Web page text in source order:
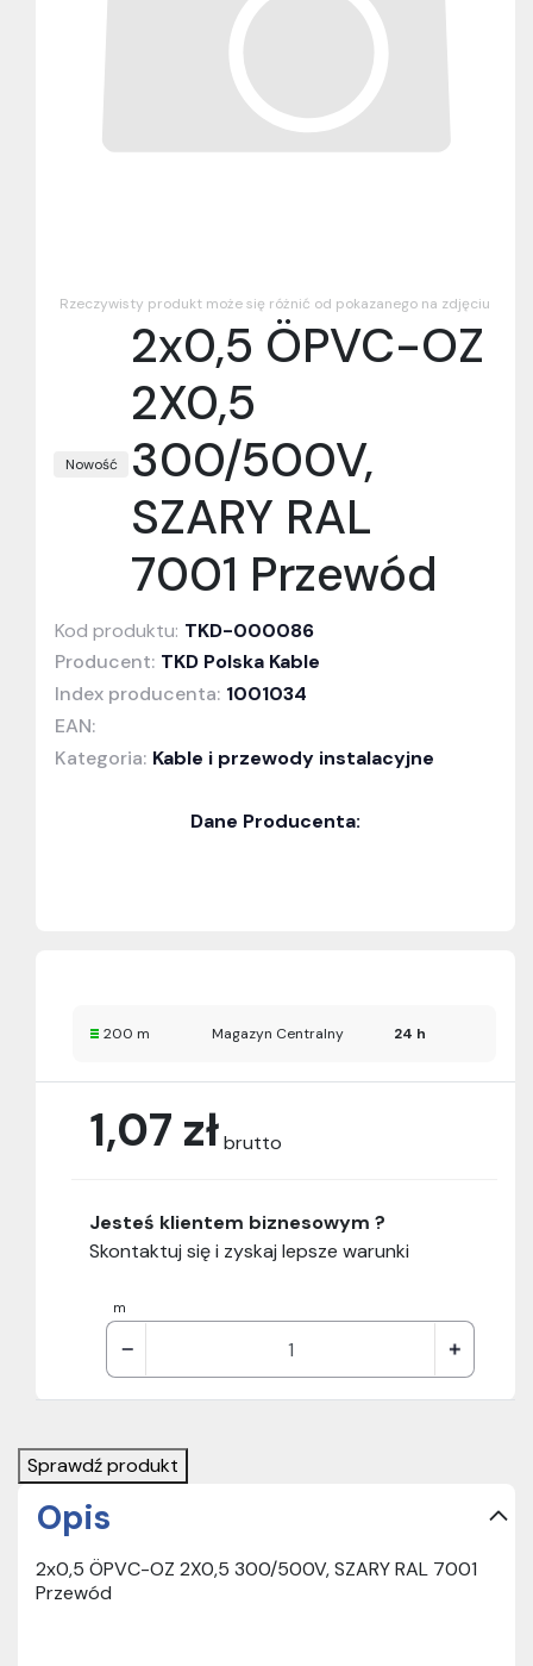
Rzeczywisty produkt może się różnić od pokazanego na zdjęciu
Nowość
2x0,5 ÖPVC-OZ
2X0,5
300/500V,
SZARY RAL
7001 Przewód
Kod produktu: TKD-000086
Producent: TKD Polska Kable
Index producenta: 1001034
EAN:
Kategoria: Kable i przewody instalacyjne
Dane Producenta:
1,07 złbrutto
m
Jesteś klientem biznesowym ?
Skontaktuj się i zyskaj lepsze warunki
200 m Magazyn Centralny 24 h
Sprawdź produkt
Opis
2x0,5 ÖPVC-OZ 2X0,5 300/500V, SZARY RAL 7001
Przewód